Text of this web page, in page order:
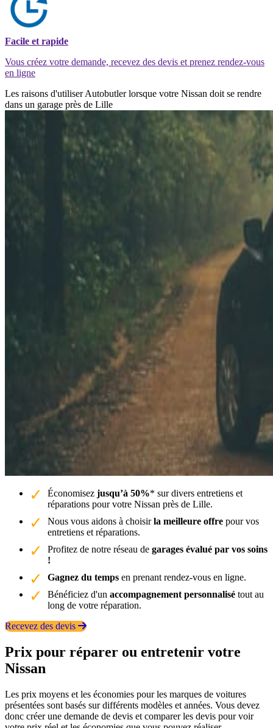
Facile et rapide
Vous créez votre demande, recevez des devis et prenez rendez-vous
en ligne
Les raisons d'utiliser Autobutler lorsque votre Nissan doit se rendre
dans un garage près de Lille
Économisez jusqu’à 50%* sur divers entretiens et
réparations pour votre Nissan près de Lille.
Nous vous aidons à choisirla meilleure offre pour vos
entretiens et réparations.
Profitez de notre réseau de garages évalué par vos soins
!
Gagnez du temps en prenant rendez-vous en ligne.
Bénéficiez d'un accompagnement personnalisé tout au
long de votre réparation.
Recevez des devis
Prix pour réparer ou entretenir votre
Nissan
Les prix moyens et les économies pour les marques de voitures
présentées sont basés sur différents modèles et années. Vous devez
donc créer une demande de devis et comparer les devis pour voir